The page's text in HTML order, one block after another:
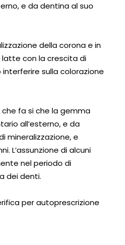
e da dentina al suo
della corona e in
latte con la crescita di
sulla colorazione
che fa si che la gemma
all’esterno, e da
mineralizzazione, e
L’assunzione di alcuni
nel periodo di
dei denti.
per autoprescrizione